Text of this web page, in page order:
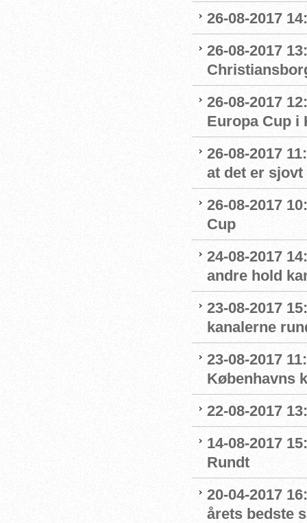
26-08-2017
26-08-2017
26-08-2017
Europa Cup i
26-08-2017
at det er
26-08-2017
Cup
24-08-2017
andre hold
23-08-2017
kanalerne
23-08-2017
Københavns
22-08-2017
14-08-2017
Rundt
20-04-2017
årets bedste